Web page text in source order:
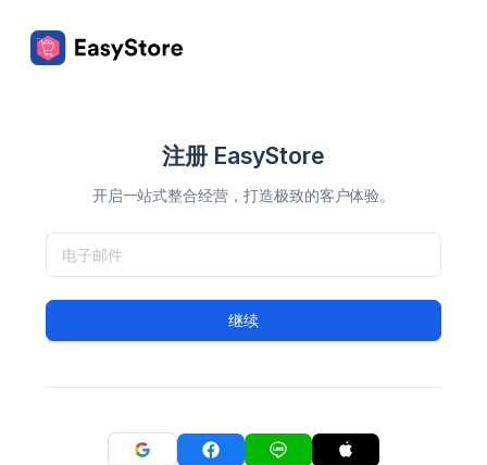
注册 EasyStore
开启一站式整合经营，打造极致的客户体验。
继续